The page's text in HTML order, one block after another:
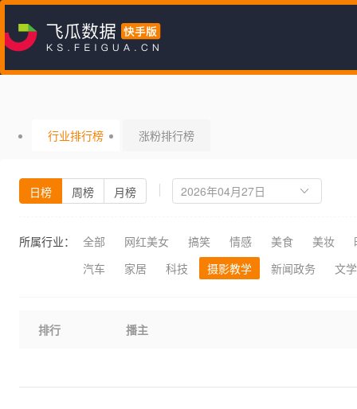
行业排行榜 涨粉排行榜
日榜 周榜 月榜
所属行业： 全部 网红美女 搞笑 情感 美食 美妆
汽车
家居 科技 摄影教学 新闻政务 文
排行 播主